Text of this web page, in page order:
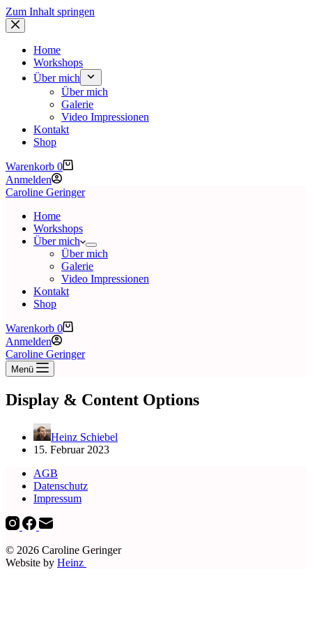
Zum Inhalt springen
Home
Workshops
Über mich
Über mich
Galerie
Video Impressionen
Kontakt
Shop
Warenkorb 0
Anmelden
Caroline Geringer
Home
Workshops
Über mich
Über mich
Galerie
Video Impressionen
Kontakt
Shop
Warenkorb 0
Anmelden
Caroline Geringer
Menü
Display & Content Options
Heinz Schiebel
15. Februar 2023
AGB
Datenschutz
Impressum
© 2026 Caroline Geringer
Website by Heinz